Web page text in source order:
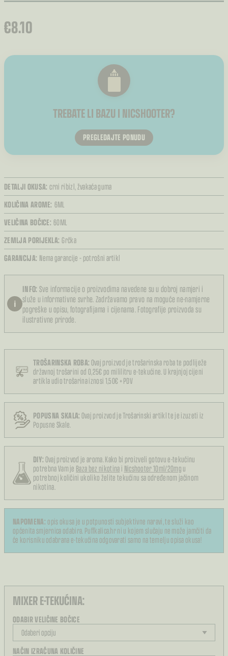
€8.10
TREBATE LI BAZU I NICSHOOTER?
PREGLEDAJTE PONUDU
DETALJI OKUSA: crni ribizl,žvakaća guma
KOLIČINA AROME: 6ML
VELIČINA BOČICE: 60ML
ZEMLJA PORIJEKLA: Grčka
GARANCIJA: Nema garancije – potrošni artikl
TROŠARINSKA ROBA: Ovaj proizvod je trošarinska roba te podliježe
državnoj trošarini od 0,25€ po mililitru e-tekućine. U krajnjoj cijeni
artikla udio trošarina iznosi 1,50€ + PDV
POPUSNA SKALA: Ovaj proizvod je Trošarinski artikl te je izuzeti iz
Popusne Skale.
DIY: Ovaj proizvod je aroma. Kako bi proizveli gotovu e-tekućinu
potrebna Vam je Baza bez nikotinai Nicshooter 10ml/20mgu
potrebnoj količini ukoliko želite tekućinu sa određenom jačinom
nikotina.
i
INFO: Sve informacije o proizvodima navedene su u dobroj namjeri i
služe u informativne svrhe. Zadržavamo pravo na moguće ne-namjerne
pogreške u opisu, fotografijama i cijenama. Fotografije proizvoda su
ilustrativne prirode.
NAPOMENA: opis okusa je u potpunosti subjektivne naravi, te služi kao
općenita smjernica odabira. Puffkalica.hr ni u kojem slučaju ne može jamčiti da
će korisniku odabrana e-tekućina odgovarati samo na temelju opisa okusa!
MIXER E-TEKUĆINA:
ODABIR VELIČINE BOČICE
NAČIN IZRAČUNA KOLIČINE